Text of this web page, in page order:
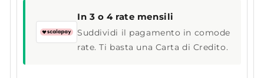
In 3 o 4 rate mensili
Suddividi il pagamento in comode
rate. Ti basta una Carta di Credito.